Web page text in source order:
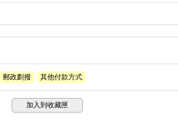
郵政劃撥 其他付款方式
加入到收藏匣